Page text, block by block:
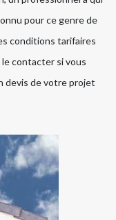
pour ce genre de
conditions tarifaires
le contacter si vous
devis de votre projet